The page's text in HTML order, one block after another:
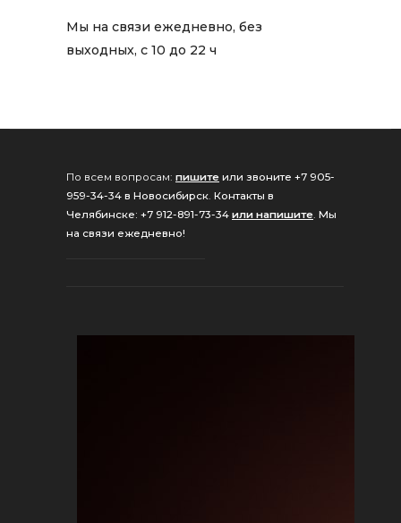
Мы на связи ежедневно, без
выходных, с 10 до 22 ч
По всем вопросам: пишите или звоните +7 905-
959-34-34 в Новосибирск. Контакты в
Челябинске: +7 912-891-73-34 или напишите. Мы
на связи ежедневно!